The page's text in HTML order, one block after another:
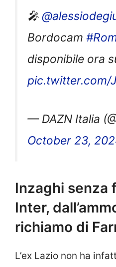
🎤
Bordocam
disponibile ora
pic.twitter.com/
— DAZN Italia
October 23,
Inzaghi senza
Inter,
richiamo di
L’ex Lazio non ha